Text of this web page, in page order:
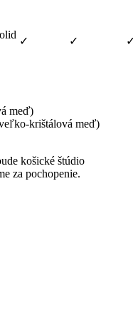
✓ ✓
meď)
krištálová meď)
košické štúdio
za pochopenie.